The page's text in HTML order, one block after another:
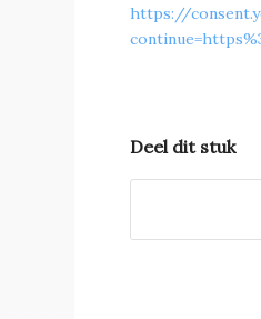
https://
Deel dit stuk